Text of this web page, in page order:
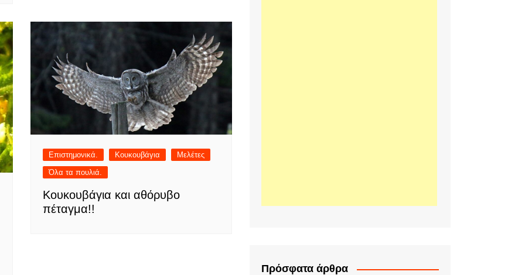
Επιστημονικά. Κουκουβάγια
Μελέτες
Όλα τα πουλιά.
Κουκουβάγια και αθόρυβο
πέταγμα!!
Πρόσφατα άρθρα